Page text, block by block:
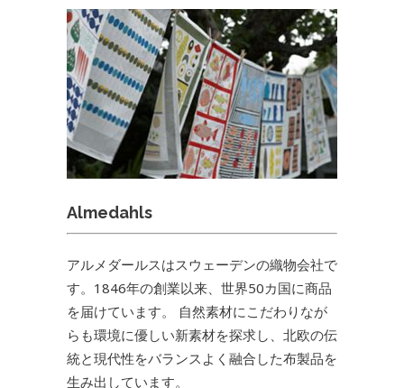
Almedahls
アルメダールスはスウェーデンの織物会社で
す。1846年の創業以来、世界50カ国に商品
を届けています。 自然素材にこだわりなが
らも環境に優しい新素材を探求し、北欧の伝
統と現代性をバランスよく融合した布製品を
生み出しています。